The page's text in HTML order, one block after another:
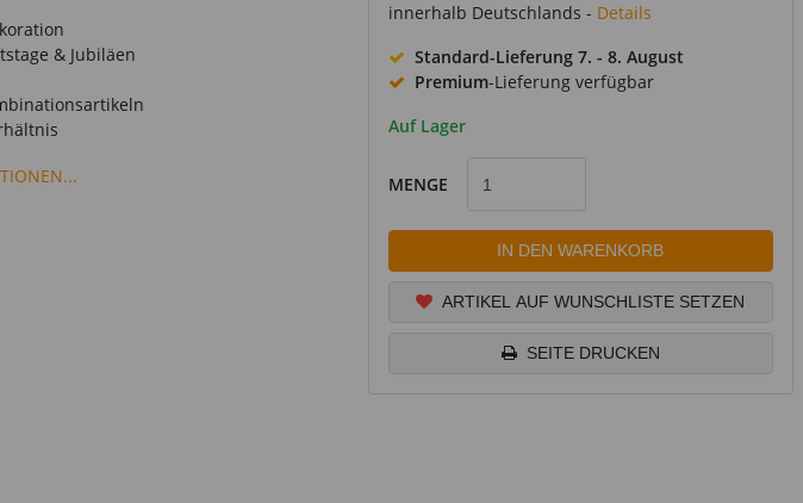
& Jubiläen
innerhalb Deutschlands - Details
Standard-Lieferung 7. - 8. August
Premium-Lieferung verfügbar
Auf Lager
MENGE
IN DEN WARENKORB
ARTIKEL AUF WUNSCHLISTE SETZEN
SEITE DRUCKEN